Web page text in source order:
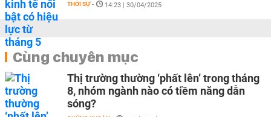
THỜI SỰ - 14:23 | 30/04/2025
Cùng chuyên mục
Thị trường thường ‘phất lên’ trong tháng
8, nhóm ngành nào có tiềm năng dẫn
sóng?